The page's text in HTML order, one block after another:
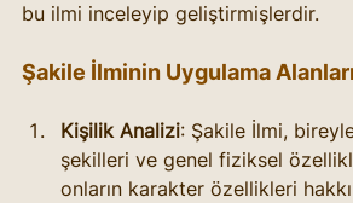
bu ilmi inceleyip geliştirmişlerdir.
Şakile İlminin Uygulama Alanları
Kişilik Analizi: Şakile İlmi,
şekilleri ve genel fiziksel
onların karakter özellikleri